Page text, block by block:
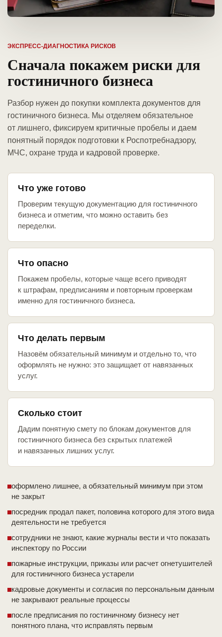
ЭКСПРЕСС-ДИАГНОСТИКА РИСКОВ
Сначала покажем риски для
гостиничного бизнеса
Разбор нужен до покупки комплекта документов для
гостиничного бизнеса. Мы отделяем обязательное
от лишнего, фиксируем критичные пробелы и даем
понятный порядок подготовки к Роспотребнадзору,
МЧС, охране труда и кадровой проверке.
Что уже готово
Проверим текущую документацию для гостиничного
бизнеса и отметим, что можно оставить без
переделки.
Что опасно
Покажем пробелы, которые чаще всего приводят
к штрафам, предписаниям и повторным проверкам
именно для гостиничного бизнеса.
Что делать первым
Назовём обязательный минимум и отдельно то, что
оформлять не нужно: это защищает от навязанных
услуг.
Сколько стоит
Дадим понятную смету по блокам документов для
гостиничного бизнеса без скрытых платежей
и навязанных лишних услуг.
оформлено лишнее, а обязательный минимум при этом
не закрыт
посредник продал пакет, половина которого для этого вида
деятельности не требуется
сотрудники не знают, какие журналы вести и что показать
инспектору по России
пожарные инструкции, приказы или расчет огнетушителей
для гостиничного бизнеса устарели
кадровые документы и согласия по персональным данным
не закрывают реальные процессы
после предписания по гостиничному бизнесу нет
понятного плана, что исправлять первым